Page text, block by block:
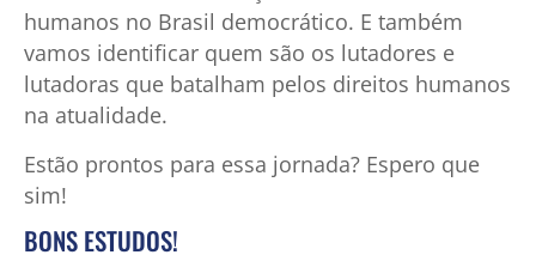
humanos no Brasil democrático. E também
vamos identificar quem são os lutadores e
lutadoras que batalham pelos direitos humanos
na atualidade.
Estão prontos para essa jornada? Espero que
sim!
BONS ESTUDOS!